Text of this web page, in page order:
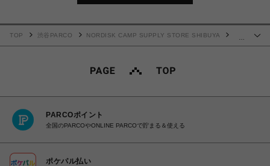
TOP 渋谷PARCO
NORDISK CAMP SUPPLY STORE SHIBUYA
PARCOポイント
全国のPARCOやONLINE PARCOで貯まる＆使える
ポケパル払い